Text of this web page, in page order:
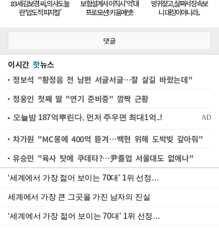
댓글
이시간 핫뉴스
정보석 "황정음 전 남편 서글서글…잘 살길 바랐는데"
정웅인 첫째 딸 "연기 준비중" 깜짝 근황
차가원 "MC몽에 400억 뜯겨…백현 위해 도박빚 갚아줘"
유승민 "육사 탓에 쿠데타?…尹졸업 서울대도 없애나"